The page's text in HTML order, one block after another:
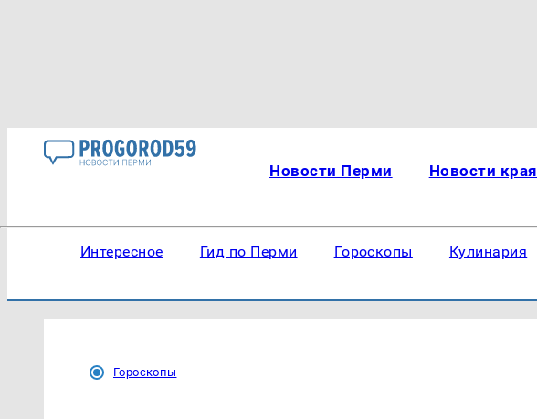
Новости Перми Новости края
Интересное Гид по Перми Гороскопы Кулинария
Гороскопы